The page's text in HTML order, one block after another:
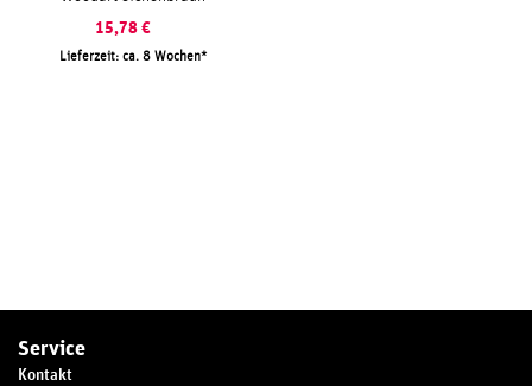
15,78 €
Lieferzeit: ca. 8 Wochen
Service
Kontakt